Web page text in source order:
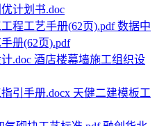
计划书.doc
数据中
册(62页).pdf
酒店楼幕墙施工组织设
天健二建模板工